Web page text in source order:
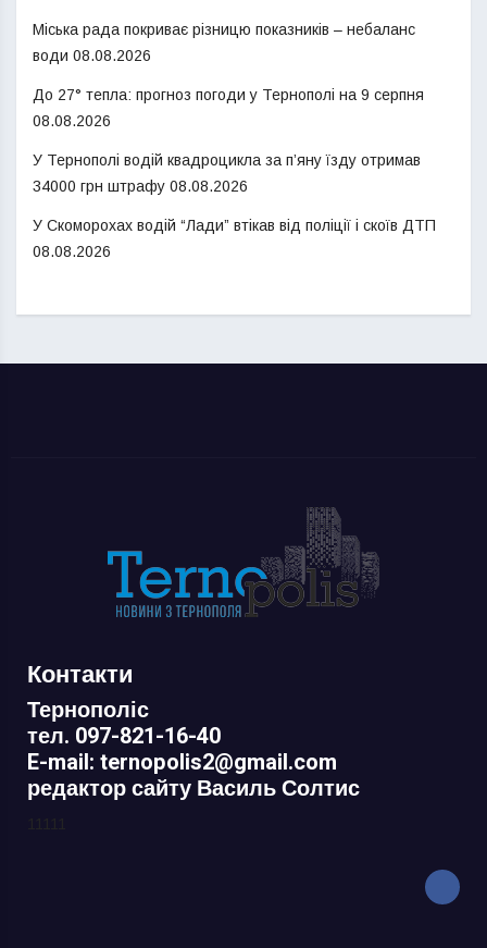
Міська рада покриває різницю показників – небаланс
води 08.08.2026
До 27° тепла: прогноз погоди у Тернополі на 9 серпня
08.08.2026
У Тернополі водій квадроцикла за п’яну їзду отримав
34000 грн штрафу 08.08.2026
У Скоморохах водій “Лади” втікав від поліції і скоїв ДТП
08.08.2026
Контакти
Тернополіс
тел. 097-821-16-40
E-mail: ternopolis2@gmail.com
редактор сайту Василь Солтис